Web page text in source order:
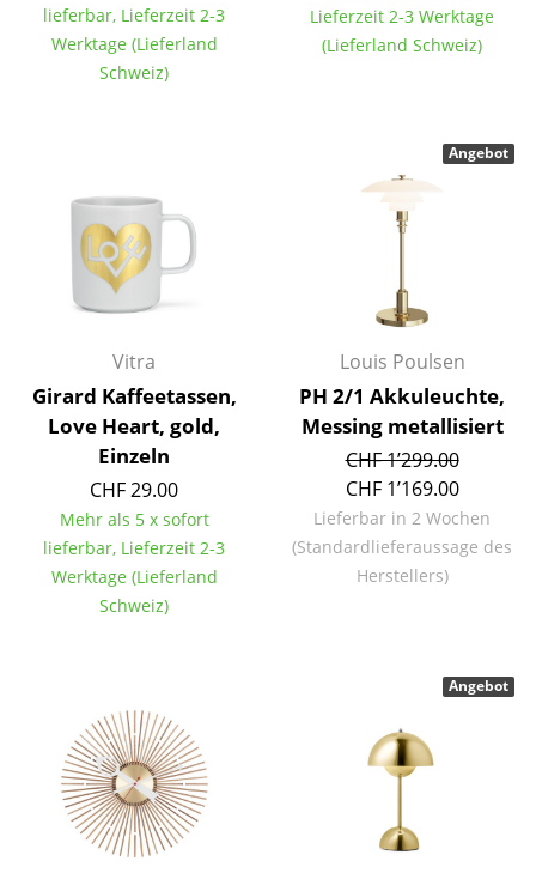
Einzelteile
... alle Tische
Bücherregale
Wandregale
Sideboards & Kommoden
TV Möbel
Beistell- & Rollcontainer
Barmöbel
Garderoben
Kleinaufbewahrung
Einzelteile
Hängeleuchten & Deckenleuchten
Tischleuchten
Schreibtischleuchten
lieferbar, Lieferzeit 2-3
Werktage (Lieferland
Schweiz)
Lieferzeit 2-3 Werktage
(Lieferland Schweiz)
Vitra
Girard Kaffeetassen,
Love Heart, gold,
Einzeln
CHF 29.00
Mehr als 5 x sofort
lieferbar, Lieferzeit 2-3
Werktage (Lieferland
Schweiz)
Louis Poulsen
PH 2/1 Akkuleuchte,
Messing metallisiert
CHF 1’299.00
CHF 1’169.00
Lieferbar in 2 Wochen
(Standardlieferaussage des
Herstellers)
Angebot
Angebot